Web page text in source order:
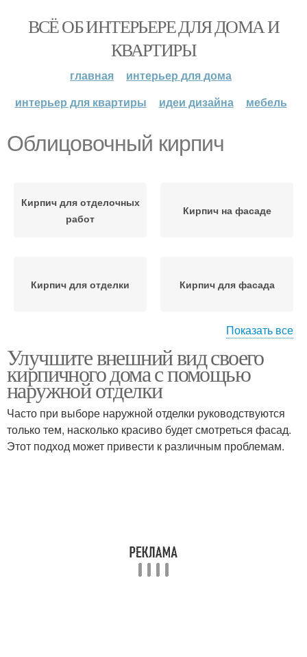
ВСЁ ОБ ИНТЕРЬЕРЕ ДЛЯ ДОМА И
КВАРТИРЫ
главная
интерьер для дома
интерьер для квартиры
идеи дизайна мебель
Облицовочный кирпич
Кирпич для отделочных
работ
Кирпич на фасаде
Кирпич для отделки Кирпич для фасада
Кирпич на фасад Барбекю из кирпича
Мангал из кирпича
Печь-барбекю из
кирпича
Показать все
Улучшите внешний вид своего
кирпичного дома с помощью
наружной отделки
Часто при выборе наружной отделки руководствуются
только тем, насколько красиво будет смотреться фасад.
Этот подход может привести к различным проблемам.